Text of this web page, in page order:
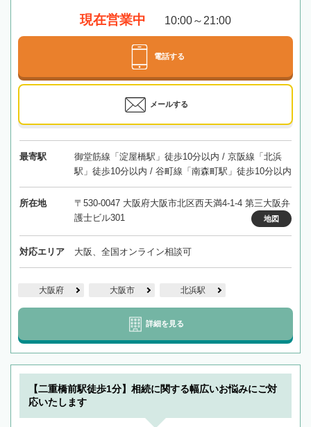
現在営業中 10:00～21:00
電話する
メールする
最寄駅
御堂筋線「淀屋橋駅」徒歩10分以内 / 京阪線「北浜
駅」徒歩10分以内 / 谷町線「南森町駅」徒歩10分以内
所在地
〒530-0047 大阪府大阪市北区西天満4-1-4 第三大阪弁
護士ビル301
地図
対応エリア 大阪、全国オンライン相談可
大阪府 大阪市 北浜駅
詳細を見る
【二重橋前駅徒歩1分】相続に関する幅広いお悩みにご対
応いたします